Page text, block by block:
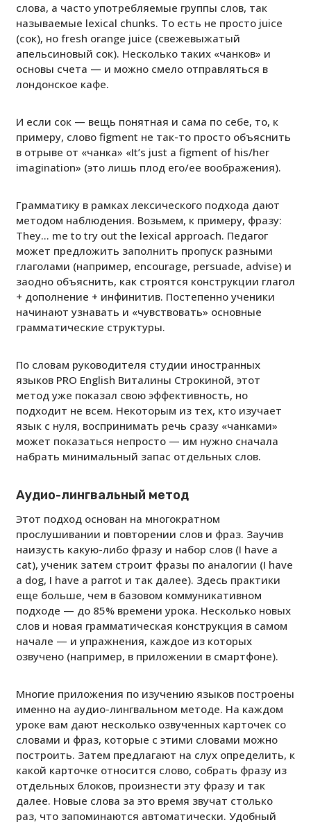
слова, а часто употребляемые группы слов, так
называемые lexical chunks. То есть не просто juice
(сок), но fresh orange juice (свежевыжатый
апельсиновый сок). Несколько таких «чанков» и
основы счета — и можно смело отправляться в
лондонское кафе.
И если сок — вещь понятная и сама по себе, то, к
примеру, слово figment не так-то просто объяснить
в отрыве от «чанка» «It’s just a figment of his/her
imagination» (это лишь плод его/ее воображения).
Грамматику в рамках лексического подхода дают
методом наблюдения. Возьмем, к примеру, фразу:
They… me to try out the lexical approach. Педагог
может предложить заполнить пропуск разными
глаголами (например, encourage, persuade, advise) и
заодно объяснить, как строятся конструкции глагол
+ дополнение + инфинитив. Постепенно ученики
начинают узнавать и «чувствовать» основные
грамматические структуры.
По словам руководителя студии иностранных
языков PRO English Виталины Строкиной, этот
метод уже показал свою эффективность, но
подходит не всем. Некоторым из тех, кто изучает
язык с нуля, воспринимать речь сразу «чанками»
может показаться непросто — им нужно сначала
набрать минимальный запас отдельных слов.
Аудио-лингвальный метод
Этот подход основан на многократном
прослушивании и повторении слов и фраз. Заучив
наизусть какую-либо фразу и набор слов (I have a
cat), ученик затем строит фразы по аналогии (I have
a dog, I have a parrot и так далее). Здесь практики
еще больше, чем в базовом коммуникативном
подходе — до 85% времени урока. Несколько новых
слов и новая грамматическая конструкция в самом
начале — и упражнения, каждое из которых
озвучено (например, в приложении в смартфоне).
Многие приложения по изучению языков построены
именно на аудио-лингвальном методе. На каждом
уроке вам дают несколько озвученных карточек со
словами и фраз, которые с этими словами можно
построить. Затем предлагают на слух определить, к
какой карточке относится слово, собрать фразу из
отдельных блоков, произнести эту фразу и так
далее. Новые слова за это время звучат столько
раз, что запоминаются автоматически. Удобный